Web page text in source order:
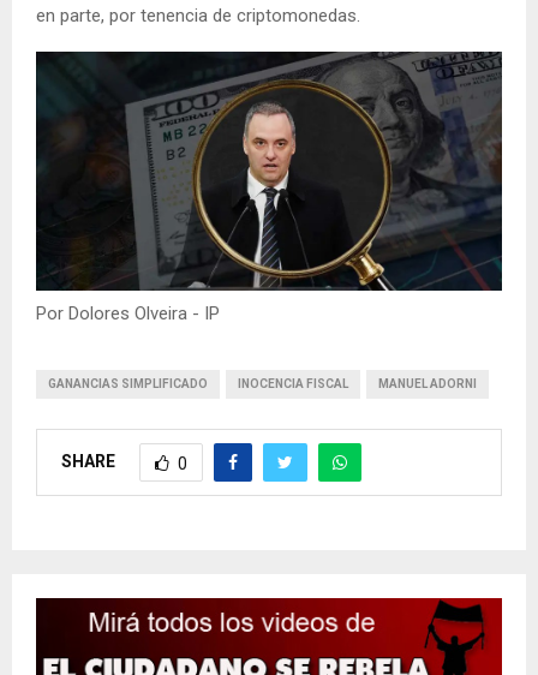
en parte, por tenencia de criptomonedas.
Por Dolores Olveira - IP
GANANCIAS SIMPLIFICADO INOCENCIA FISCAL MANUEL ADORNI
SHARE 0